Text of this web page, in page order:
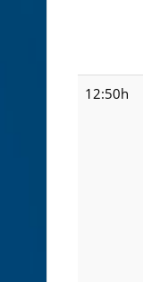
12:50h